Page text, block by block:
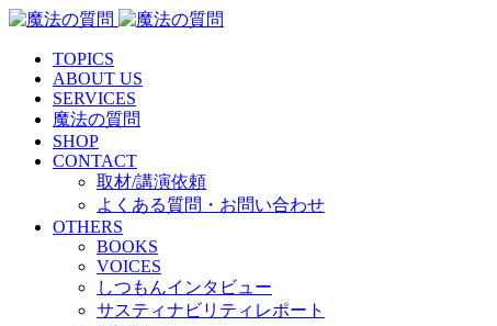
TOPICS
ABOUT US
SERVICES
魔法の質問
SHOP
CONTACT
取材/講演依頼
よくある質問・お問い合わせ
OTHERS
BOOKS
VOICES
しつもんインタビュー
サスティナビリティレポート